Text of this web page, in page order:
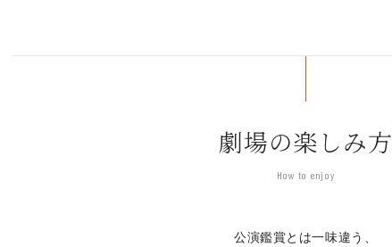
劇場の楽しみ方
How to enjoy
公演鑑賞とは一味違う、